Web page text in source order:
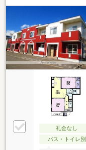
礼金なし
バス・トイレ別